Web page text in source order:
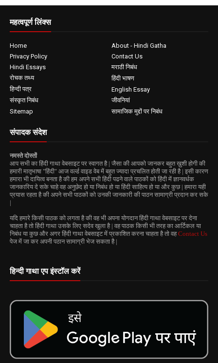
महत्वपूर्ण लिंक्स
Home
About - Hindi Gatha
Privacy Policy
Contact Us
Hindi Essays
मराठी निबंध
रोचक तथ्य
हिंदी भाषण
हिन्दी पत्र
English Essay
संस्कृत निबंध
जीवनियां
Sitemap
सामाजिक मुद्दों पर निबंध
संपादक संदेश
नमस्ते दोस्तों
आप सभी का हिंदी गाथा वेबसाइट पर स्वागत है | जैसा की आपको जानकर बहुत ख़ुशी होगी की
हमारी मातृभाषा "हिंदी" आज वर्ल्ड वाइड वेब में बहुत ज्यादा प्रचलित होती जा रही है | इसी कारण
हमारा भी दायित्व बनता है की हम अपने सभी हिंदी पढने वाले पाठकों को हिंदी में ज्ञानवर्धक
जानकारिय दे सके चाहे वह अनुछेद हो या निबंध हो या हिंदी साहित्य हो या और कुछ | हमारा यही
प्रयास रहता है की अपने सभी पाठकों को उनकी जानकारी की पाठन सामाग्री प्रदान कर सके
|
यदि हमारे किसी पाठक को लगता है की वह भी अपना योगदान हिंदी गाथा वेबसाइट पर देना
चाहता है तो हिंदी गाथा उसके लिए सदेव खुला है | वह पाठक किसी भी तरह का आर्टिकल या
निबंध या कुछ और अगर हिंदी गाथा वेबसाइट में प्रकाशित करना चाहता है तो वहContact Us
पेज में जा कर अपनी पठान सामाग्री भेज सकता है |
हिन्दी गाथा एप इंस्टॉल करें